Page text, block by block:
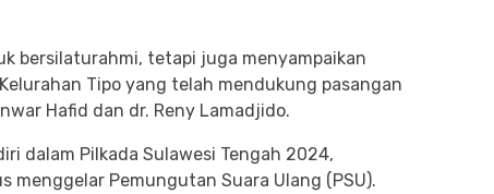
bersilaturahmi, tetapi juga menyampaikan
Tipo yang telah mendukung pasangan
Hafid dan dr. Reny Lamadjido.
dalam Pilkada Sulawesi Tengah 2024,
menggelar Pemungutan Suara Ulang (PSU).